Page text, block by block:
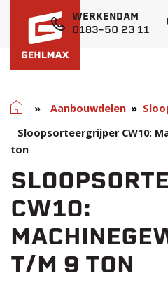
WERKENDAM
0183-50 23 11
Home
» Aanbouwdelen
Sloopsorteergrijper CW10:
ton
CW10:
T/M 9 TON